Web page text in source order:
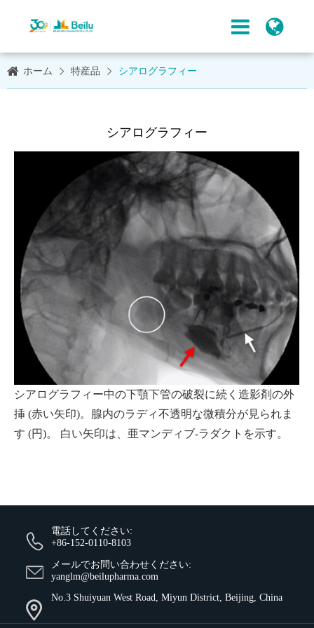
ホーム 特産品 シアログラフィー
シアログラフィー
シアログラフィー中の下顎下管の破裂に続く造影剤の外
挿 (赤い矢印)。腺内のラディ不透明な微積分が見られま
す (円)。 白い矢印は、亜マンディブ-ラダクトを示す。
電話してください:
+86-152-0110-8103
メールでお問い合わせください:
yanglm@beilupharma.com
No.3 Shuiyuan West Road, Miyun District, Beijing, China